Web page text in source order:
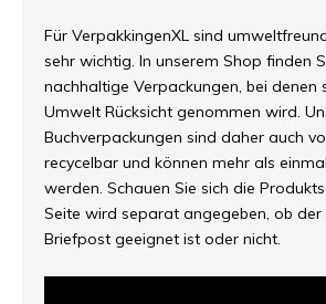
Für VerpakkingenXL sind
sehr wichtig. In unserem Shop finden
nachhaltige Verpackungen, bei denen
Umwelt Rücksicht genommen wird.
Buchverpackungen sind daher auch
recycelbar und können mehr als
werden. Schauen Sie sich die
Seite wird separat angegeben, ob
Briefpost geeignet ist oder nicht.